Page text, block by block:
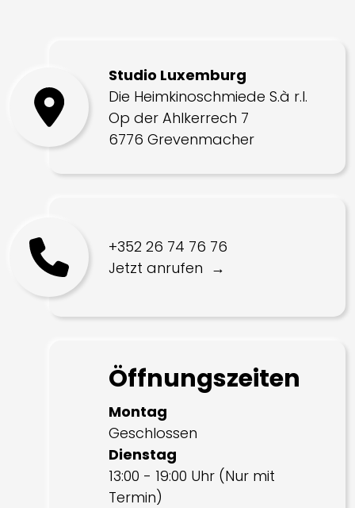
Studio Luxemburg
Die Heimkinoschmiede S.à r.l.
Op der Ahlkerrech 7
6776 Grevenmacher
+352 26 74 76 76
Jetzt anrufen
Öffnungszeiten
Montag
Geschlossen
Dienstag
13:00 - 19:00 Uhr (Nur mit
Termin)